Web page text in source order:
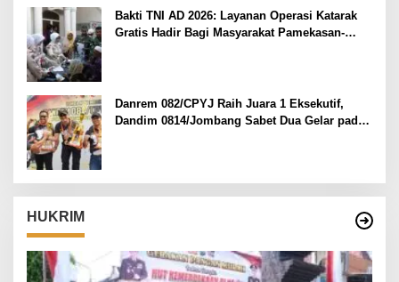
Bakti TNI AD 2026: Layanan Operasi Katarak
Gratis Hadir Bagi Masyarakat Pamekasan-
Danrem 082/CPYJ Raih Juara 1 Eksekutif,
Dandim 0814/Jombang Sabet Dua Gelar pada
HUKRIM